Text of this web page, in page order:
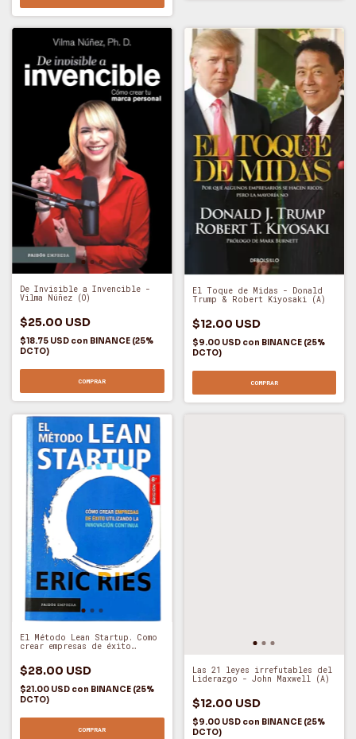
De Invisible a Invencible -
Vilma Núñez (O)
$25.00 USD
$18.75 USD con BINANCE (25%
DCTO)
COMPRAR
El Toque de Midas - Donald
Trump & Robert Kiyosaki (A)
$12.00 USD
$9.00 USD con BINANCE (25%
DCTO)
COMPRAR
El Método Lean Startup. Como
crear empresas de éxito
continua - Eric Ries (O)
$28.00 USD
$21.00 USD con BINANCE (25%
DCTO)
COMPRAR
Las 21 leyes irrefutables del
Liderazgo - John Maxwell (A)
$12.00 USD
$9.00 USD con BINANCE (25%
DCTO)